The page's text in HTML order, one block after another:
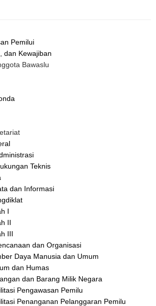
Pemilui
dan Kewajiban
Bawaslu
Teknis
dan Informasi
I
II
III
dan Organisasi
Daya Manusia dan Umum
dan Humas
dan Barang Milik Negara
Pengawasan Pemilu
Penanganan Pelanggaran Pemilu